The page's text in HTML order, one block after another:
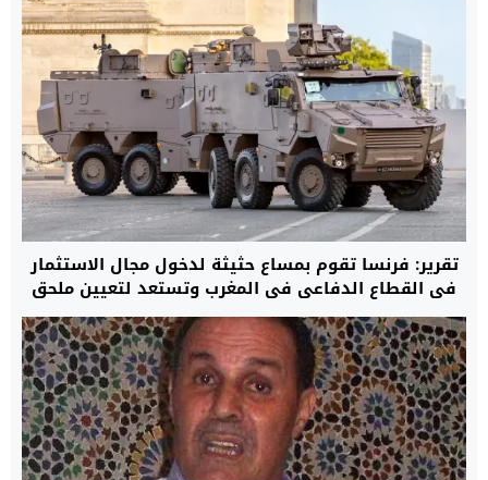
تقرير: فرنسا تقوم بمساع حثيثة لدخول مجال الاستثمار
في القطاع الدفاعي في المغرب وتستعد لتعيين ملحق
خاص بالمعدات العسكرية في سفارتها بالرباط